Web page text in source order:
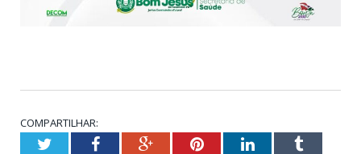
COMPARTILHAR:
TwitterFacebookGoogle+PinterestLinkedInTumblr